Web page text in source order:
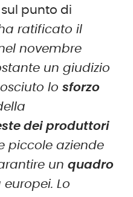
punto di
ratificato il
novembre
un giudizio
losforzo
dei produttori
piccole aziende
unquadro
Lo